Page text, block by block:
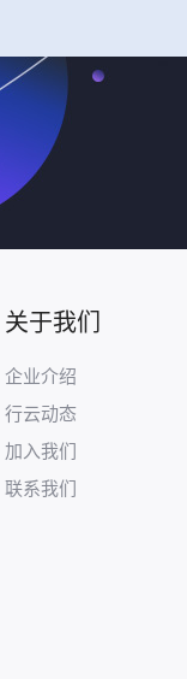
关于我们
企业介绍
行云动态
加入我们
联系我们